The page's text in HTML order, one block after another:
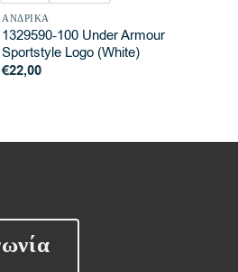
ΑΝΔΡΙΚΆ
1329590-100 Under Armour
Sportstyle Logo (White)
€22,00